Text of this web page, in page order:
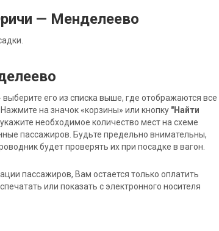
— Менделеево
его из списка выше, где отображаются все
на значок «корзины» или кнопку "Найти
необходимое количество мест на схеме
пассажиров. Будьте предельно внимательны,
будет проверять их при посадке в вагон.
пассажиров, Вам остается только оплатить
или показать с электронного носителя